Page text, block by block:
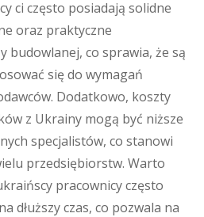
ci często posiadają solidne
oraz praktyczne
budowlanej, co sprawia, że są
się do wymagań
Dodatkowo, koszty
z Ukrainy mogą być niższe
specjalistów, co stanowi
przedsiębiorstw. Warto
pracownicy często
dłuższy czas, co pozwala na